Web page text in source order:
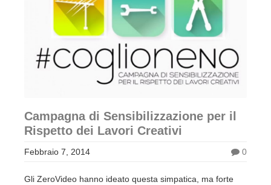
Campagna di Sensibilizzazione per il
Rispetto dei Lavori Creativi
0
Febbraio 7, 2014
Gli ZeroVideo hanno ideato questa simpatica, ma forte